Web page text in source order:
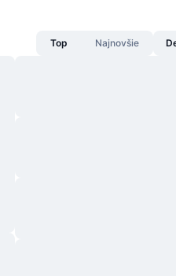
Top Najnovšie